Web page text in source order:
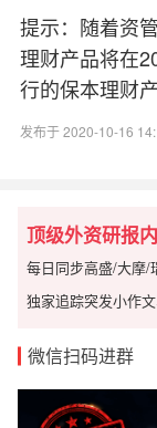
提示：随着资
理财产品将在
行的保本理财
发布于 2020-10-16
顶级外资研报
每日同步高盛/大摩/
独家追踪突发小作
微信扫码进群